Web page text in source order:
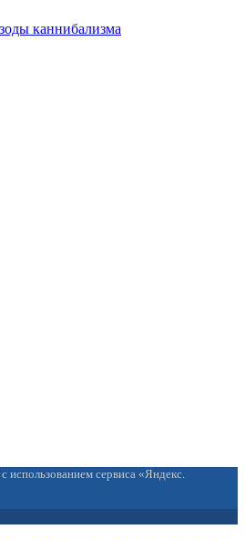
каннибализма
использованием сервиса «Яндекс.